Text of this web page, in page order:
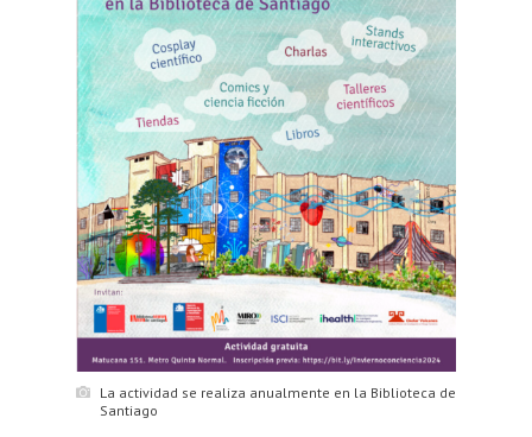
La actividad se realiza anualmente en la Biblioteca de
Santiago